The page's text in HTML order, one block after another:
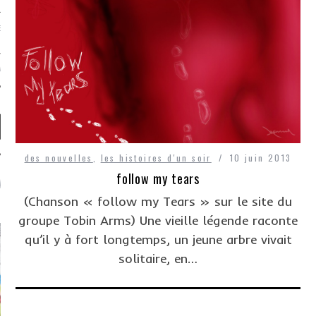
DE STRESS, C’EST
LES PLUS
LUS
des nouvelles les histoires d'un soir 10 juin 2013
follow my tears
(Chanson « follow my Tears » sur le site du
groupe Tobin Arms) Une vieille légende raconte
qu’il y à fort longtemps, un jeune arbre vivait
solitaire, en…